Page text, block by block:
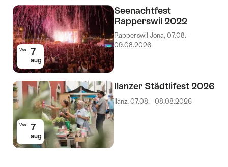
Van 7
aug
Seenachtfest
Rapperswil 2022
Rapperswil-Jona, 07.08. -
09.08.2026
Van 7
aug
Ilanzer Städtlifest 2026
Ilanz, 07.08. - 08.08.2026